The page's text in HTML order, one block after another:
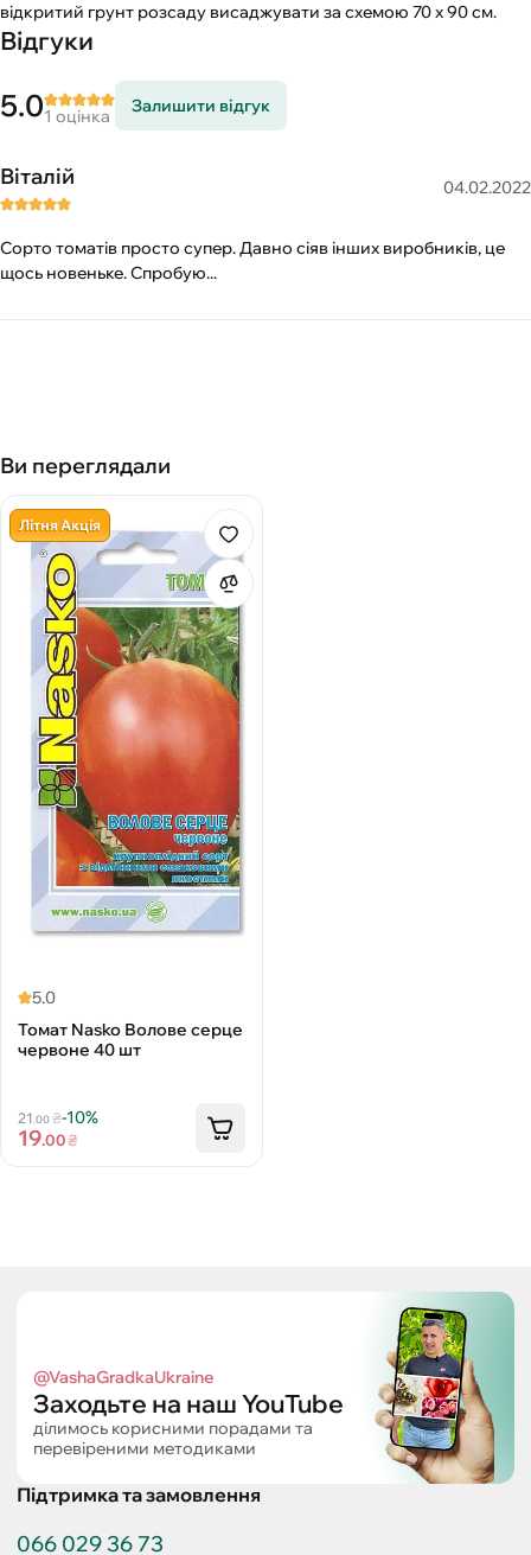
відкритий грунт розсаду висаджувати за схемою 70 х 90 см.
Відгуки
5.01 оцінка
Залишити відгук
Віталій 04.02.2022
Сорто томатів просто супер. Давно сіяв інших виробників, це
щось новеньке. Спробую...
Ви переглядали
Літня Акція
5.0
Томат Nasko Волове серце
червоне 40 шт
21 .00₴-10%
19.00₴
@VashaGradkaUkraine
Заходьте на наш YouTube
ділимось корисними порадами та
перевіреними методиками
Підтримка та замовлення
066 029 36 73